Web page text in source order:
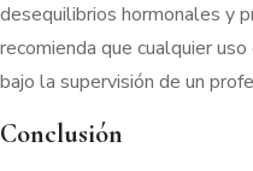
desequilibrios hormonales y
recomienda que cualquier
bajo la supervisión de un
Conclusión